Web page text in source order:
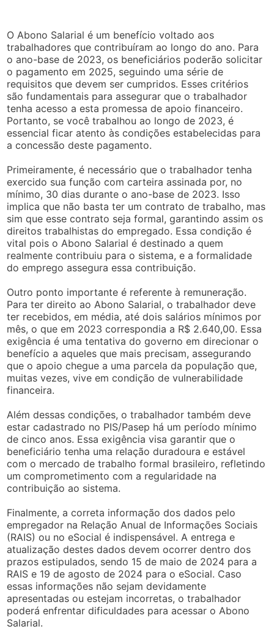
O Abono Salarial é um benefício voltado aos
trabalhadores que contribuíram ao longo do ano. Para
o ano-base de 2023, os beneficiários poderão solicitar
o pagamento em 2025, seguindo uma série de
requisitos que devem ser cumpridos. Esses critérios
são fundamentais para assegurar que o trabalhador
tenha acesso a esta promessa de apoio financeiro.
Portanto, se você trabalhou ao longo de 2023, é
essencial ficar atento às condições estabelecidas para
a concessão deste pagamento.
Primeiramente, é necessário que o trabalhador tenha
exercido sua função com carteira assinada por, no
mínimo, 30 dias durante o ano-base de 2023. Isso
implica que não basta ter um contrato de trabalho, mas
sim que esse contrato seja formal, garantindo assim os
direitos trabalhistas do empregado. Essa condição é
vital pois o Abono Salarial é destinado a quem
realmente contribuiu para o sistema, e a formalidade
do emprego assegura essa contribuição.
Outro ponto importante é referente à remuneração.
Para ter direito ao Abono Salarial, o trabalhador deve
ter recebidos, em média, até dois salários mínimos por
mês, o que em 2023 correspondia a R$ 2.640,00. Essa
exigência é uma tentativa do governo em direcionar o
benefício a aqueles que mais precisam, assegurando
que o apoio chegue a uma parcela da população que,
muitas vezes, vive em condição de vulnerabilidade
financeira.
Além dessas condições, o trabalhador também deve
estar cadastrado no PIS/Pasep há um período mínimo
de cinco anos. Essa exigência visa garantir que o
beneficiário tenha uma relação duradoura e estável
com o mercado de trabalho formal brasileiro, refletindo
um comprometimento com a regularidade na
contribuição ao sistema.
Finalmente, a correta informação dos dados pelo
empregador na Relação Anual de Informações Sociais
(RAIS) ou no eSocial é indispensável. A entrega e
atualização destes dados devem ocorrer dentro dos
prazos estipulados, sendo 15 de maio de 2024 para a
RAIS e 19 de agosto de 2024 para o eSocial. Caso
essas informações não sejam devidamente
apresentadas ou estejam incorretas, o trabalhador
poderá enfrentar dificuldades para acessar o Abono
Salarial.